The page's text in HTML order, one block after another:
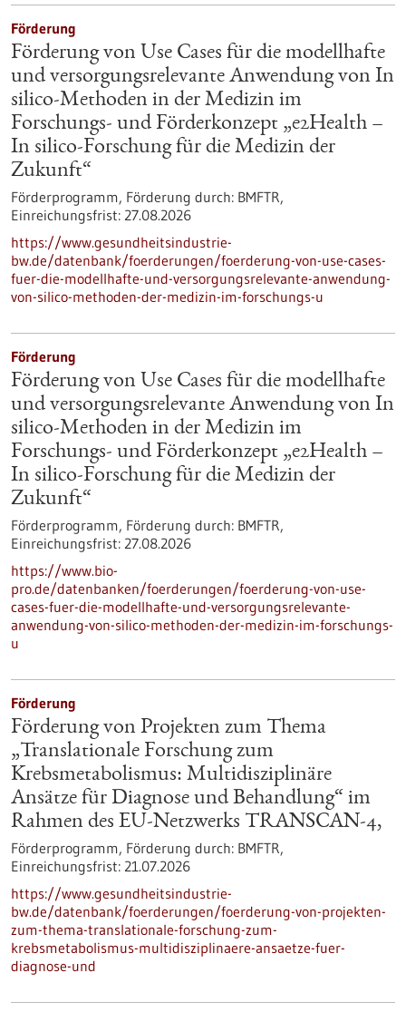
Förderung
Förderung von Use Cases für die modellhafte
und versorgungsrelevante Anwendung von In
silico-Methoden in der Medizin im
Forschungs- und Förderkonzept „e2Health –
In silico-Forschung für die Medizin der
Zukunft“
Förderprogramm, Förderung durch: BMFTR,
Einreichungsfrist: 27.08.2026
https://www.gesundheitsindustrie-
bw.de/datenbank/foerderungen/foerderung-von-use-cases-
fuer-die-modellhafte-und-versorgungsrelevante-anwendung-
von-silico-methoden-der-medizin-im-forschungs-u
Förderung
Förderung von Use Cases für die modellhafte
und versorgungsrelevante Anwendung von In
silico-Methoden in der Medizin im
Forschungs- und Förderkonzept „e2Health –
In silico-Forschung für die Medizin der
Zukunft“
Förderprogramm, Förderung durch: BMFTR,
Einreichungsfrist: 27.08.2026
https://www.bio-
pro.de/datenbanken/foerderungen/foerderung-von-use-
cases-fuer-die-modellhafte-und-versorgungsrelevante-
anwendung-von-silico-methoden-der-medizin-im-forschungs-
u
Förderung
Förderung von Projekten zum Thema
„Translationale Forschung zum
Krebsmetabolismus: Multidisziplinäre
Ansätze für Diagnose und Behandlung“ im
Rahmen des EU-Netzwerks TRANSCAN-4,
Förderprogramm, Förderung durch: BMFTR,
Einreichungsfrist: 21.07.2026
https://www.gesundheitsindustrie-
bw.de/datenbank/foerderungen/foerderung-von-projekten-
zum-thema-translationale-forschung-zum-
krebsmetabolismus-multidisziplinaere-ansaetze-fuer-
diagnose-und